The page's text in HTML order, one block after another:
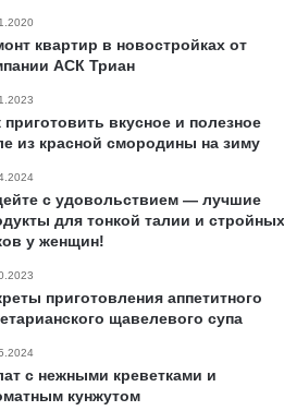
квартир в новостройках от
АСК Триан
приготовить вкусное и полезное
из красной смородины на зиму
с удовольствием — лучшие
для тонкой талии и стройных
у женщин!
приготовления аппетитного
щавелевого супа
с нежными креветками и
кунжутом